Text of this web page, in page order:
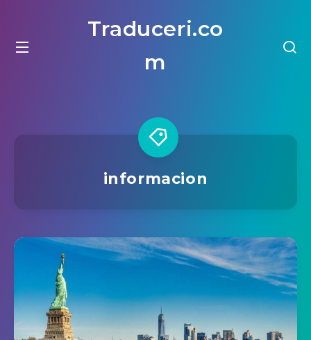
Traduceri.co
m
informacion